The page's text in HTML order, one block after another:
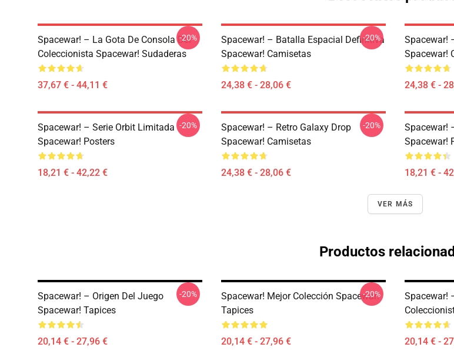
Spacewar! – La Gota De Consola Del
Coleccionista Spacewar! Sudaderas
37,67 € - 44,11 €
-20%
Spacewar! – Batalla Espacial Definitiva
Spacewar! Camisetas
24,38 € - 28,06 €
-20%
Spacewar!
Spacewar!
24,38 € -
Spacewar! – Serie Orbit Limitada
Spacewar! Posters
18,21 € - 42,22 €
-20%
Spacewar! – Retro Galaxy Drop
Spacewar! Camisetas
24,38 € - 28,06 €
-20%
Spacewar!
Spacewar!
18,21 € -
VER MÁS
Productos
Spacewar! – Origen Del Juego
Spacewar! Tapices
20,14 € - 27,96 €
-20%
Spacewar! Mejor Colección Spacewar!
Tapices
20,14 € - 27,96 €
-20%
Spacewar!
20,14 € -